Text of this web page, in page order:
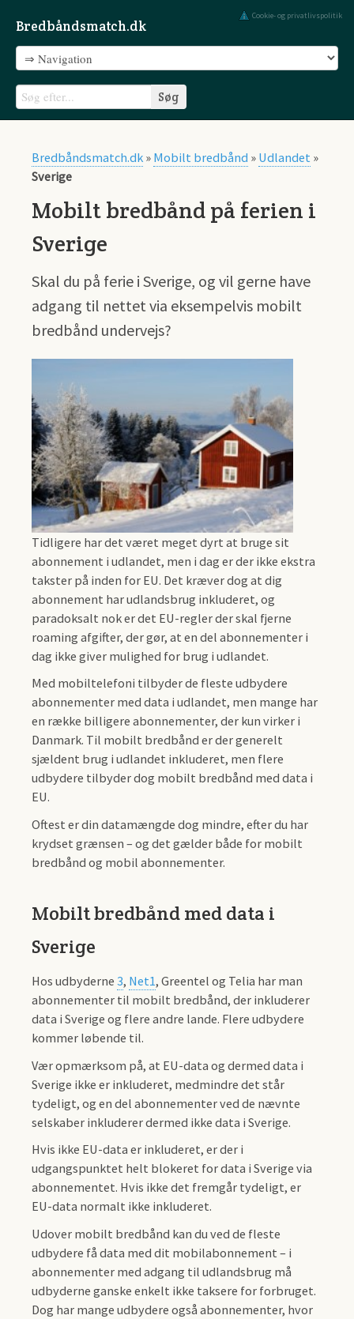
Bredbåndsmatch.dk
Cookie- og privatlivspolitik
Bredbåndsmatch.dk » Mobilt bredbånd » Udlandet »
Sverige
Mobilt bredbånd på ferien i
Sverige
Skal du på ferie i Sverige, og vil gerne have
adgang til nettet via eksempelvis mobilt
bredbånd undervejs?
Tidligere har det været meget dyrt at bruge sit
abonnement i udlandet, men i dag er der ikke ekstra
takster på inden for EU. Det kræver dog at dig
abonnement har udlandsbrug inkluderet, og
paradoksalt nok er det EU-regler der skal fjerne
roaming afgifter, der gør, at en del abonnementer i
dag ikke giver mulighed for brug i udlandet.
Med mobiltelefoni tilbyder de fleste udbydere
abonnementer med data i udlandet, men mange har
en række billigere abonnementer, der kun virker i
Danmark. Til mobilt bredbånd er der generelt
sjældent brug i udlandet inkluderet, men flere
udbydere tilbyder dog mobilt bredbånd med data i
EU.
Oftest er din datamængde dog mindre, efter du har
krydset grænsen – og det gælder både for mobilt
bredbånd og mobil abonnementer.
Mobilt bredbånd med data i
Sverige
Hos udbyderne 3, Net1, Greentel og Telia har man
abonnementer til mobilt bredbånd, der inkluderer
data i Sverige og flere andre lande. Flere udbydere
kommer løbende til.
Vær opmærksom på, at EU-data og dermed data i
Sverige ikke er inkluderet, medmindre det står
tydeligt, og en del abonnementer ved de nævnte
selskaber inkluderer dermed ikke data i Sverige.
Hvis ikke EU-data er inkluderet, er der i
udgangspunktet helt blokeret for data i Sverige via
abonnementet. Hvis ikke det fremgår tydeligt, er
EU-data normalt ikke inkluderet.
Udover mobilt bredbånd kan du ved de fleste
udbydere få data med dit mobilabonnement – i
abonnementer med adgang til udlandsbrug må
udbyderne ganske enkelt ikke taksere for forbruget.
Dog har mange udbydere også abonnementer, hvor